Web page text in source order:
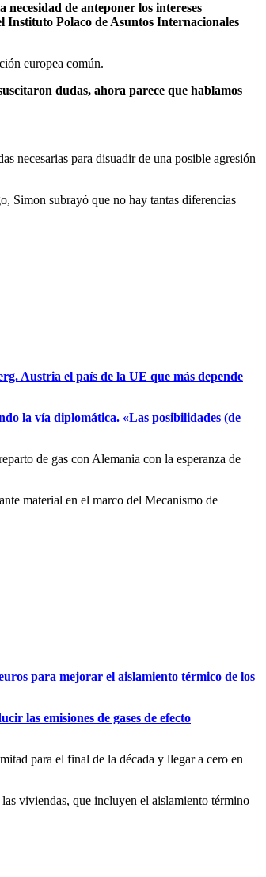
de anteponer los intereses
Instituto Polaco de Asuntos Internacionales
europea común.
dudas, ahora parece que hablamos
necesarias para disuadir de una posible agresión
Simon subrayó que no hay tantas diferencias
Austria el país de la UE que más depende
la vía diplomática. «Las posibilidades (de
de gas con Alemania con la esperanza de
material en el marco del Mecanismo de
para mejorar el aislamiento térmico de los
las emisiones de gases de efecto
para el final de la década y llegar a cero en
viviendas, que incluyen el aislamiento término